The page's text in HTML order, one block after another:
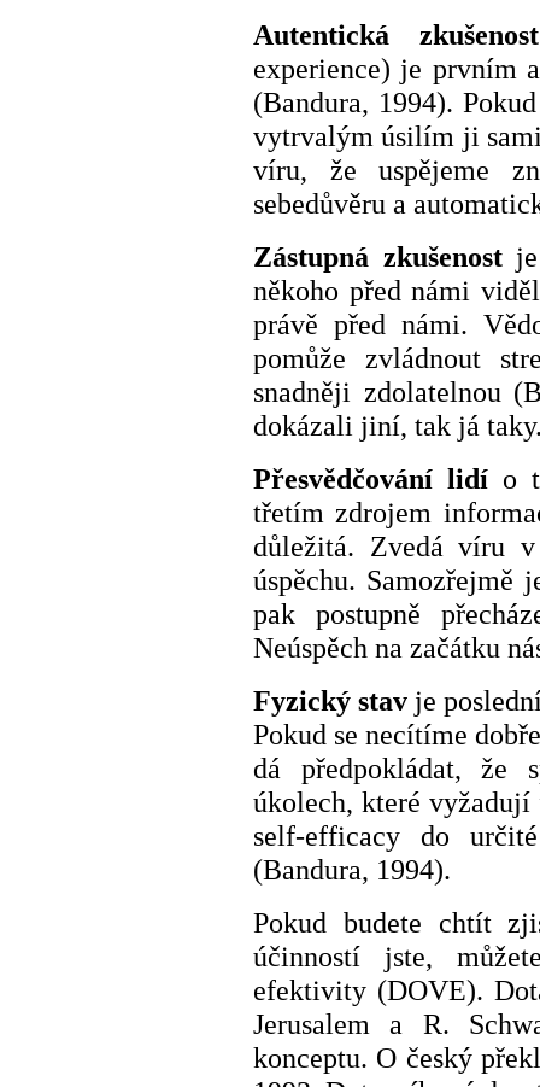
Autentická zkušenost
experience) je prvním
(Bandura, 1994).
vytrvalým úsilím ji
víru, že uspějeme
sebedůvěru a
Zástupná zkušenostje
někoho před námi
právě před námi.
pomůže zvládnout
snadněji zdolatelnou
dokázali jiní, tak já
Přesvědčování lidí o
třetím zdrojem
důležitá. Zvedá víru v
úspěchu. Samozřejmě
pak postupně
Neúspěch na začátku
Fyzický stav je
Pokud se necítíme
dá předpokládat, že
úkolech, které
self-efficacy do
(Bandura, 1994).
Pokud budete chtít
účinností jste,
efektivity (DOVE).
Jerusalem a R.
konceptu. O český